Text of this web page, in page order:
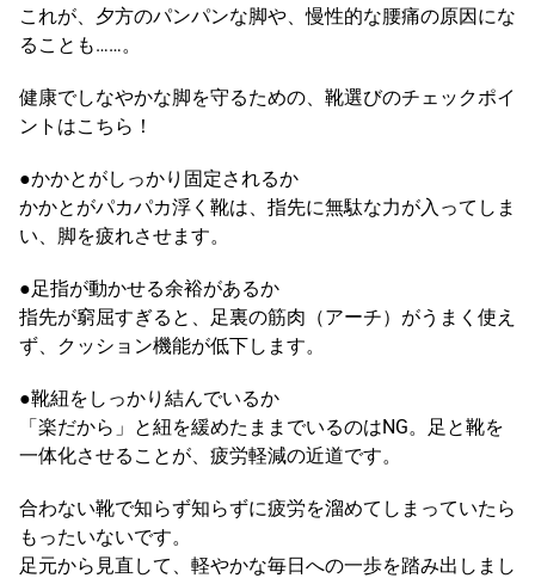
これが、夕方のパンパンな脚や、慢性的な腰痛の原因にな
ることも……。
健康でしなやかな脚を守るための、靴選びのチェックポイ
ントはこちら！
●かかとがしっかり固定されるか
かかとがパカパカ浮く靴は、指先に無駄な力が入ってしま
い、脚を疲れさせます。
●足指が動かせる余裕があるか
指先が窮屈すぎると、足裏の筋肉（アーチ）がうまく使え
ず、クッション機能が低下します。
●靴紐をしっかり結んでいるか
「楽だから」と紐を緩めたままでいるのはNG。足と靴を
一体化させることが、疲労軽減の近道です。
合わない靴で知らず知らずに疲労を溜めてしまっていたら
もったいないです。
足元から見直して、軽やかな毎日への一歩を踏み出しまし